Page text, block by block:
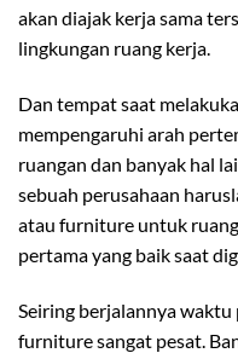
akan diajak kerja sama
lingkungan ruang kerja.
Dan tempat saat
mempengaruhi arah
ruangan dan banyak hal
sebuah perusahaan
atau furniture untuk ruang
pertama yang baik saat
Seiring berjalannya waktu
furniture sangat pesat.